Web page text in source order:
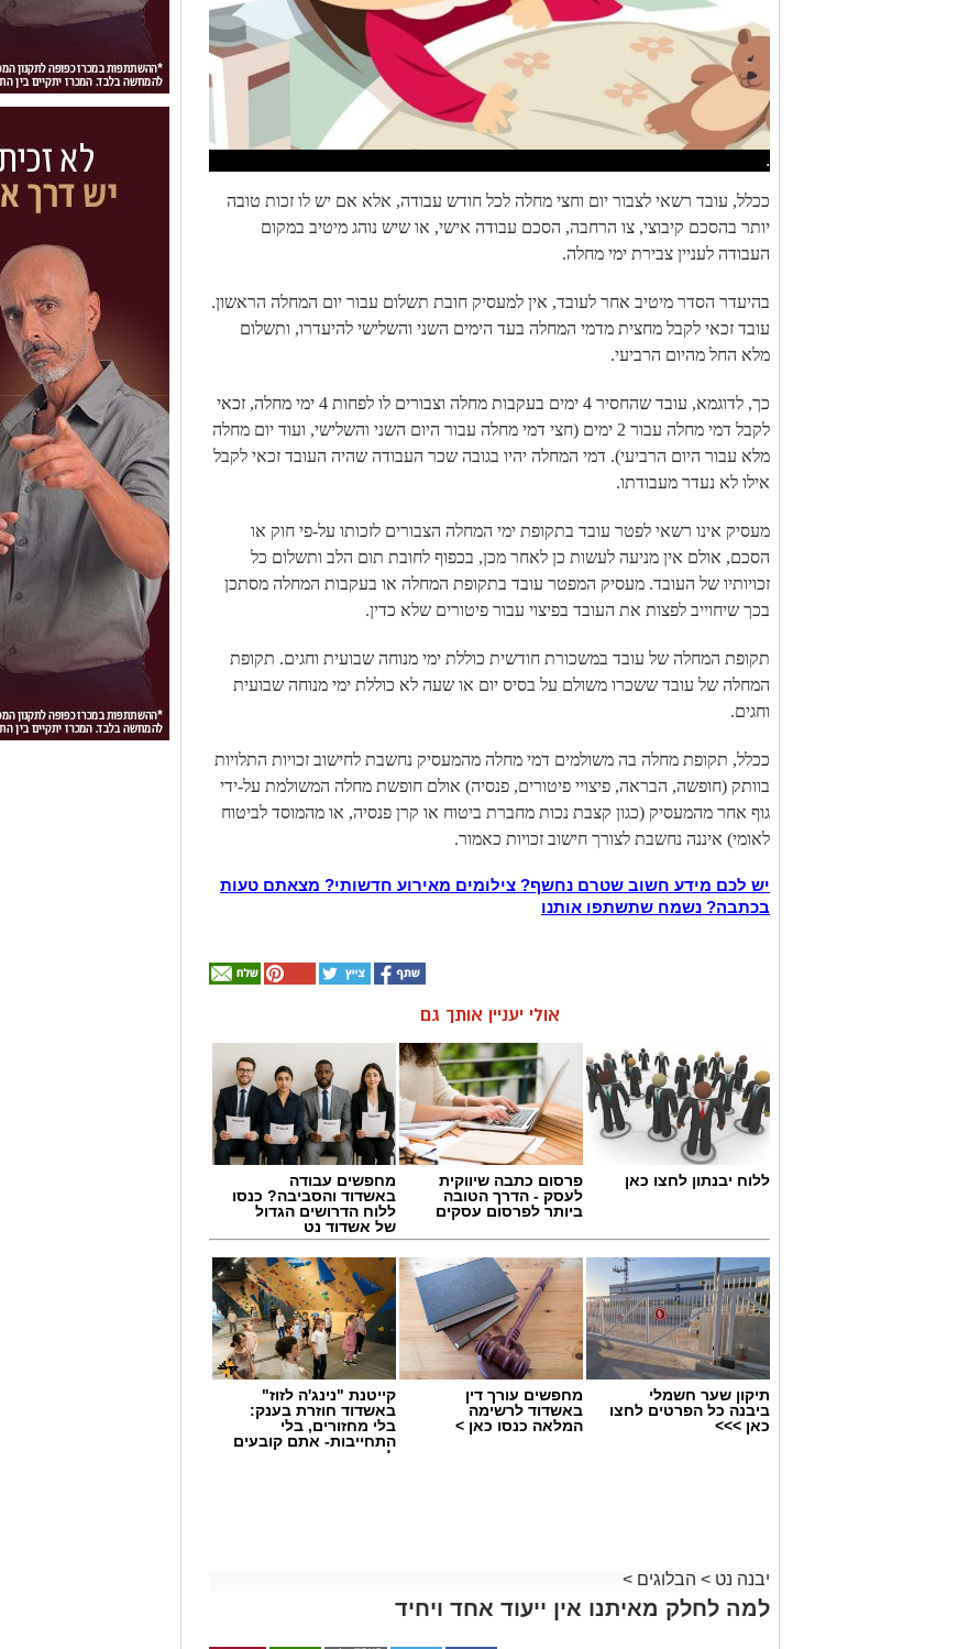
.
ככלל, עובד רשאי לצבור יום וחצי מחלה לכל חודש עבודה, אלא אם יש לו זכות טובה
יותר בהסכם קיבוצי, צו הרחבה, הסכם עבודה אישי, או שיש נוהג מיטיב במקום
העבודה לעניין צבירת ימי מחלה.
בהיעדר הסדר מיטיב אחר לעובד, אין למעסיק חובת תשלום עבור יום המחלה הראשון.
עובד זכאי לקבל מחצית מדמי המחלה בעד הימים השני והשלישי להיעדרו, ותשלום
מלא החל מהיום הרביעי.
כך, לדוגמא, עובד שהחסיר 4 ימים בעקבות מחלה וצבורים לו לפחות 4 ימי מחלה, זכאי
לקבל דמי מחלה עבור 2 ימים (חצי דמי מחלה עבור היום השני והשלישי, ועוד יום מחלה
מלא עבור היום הרביעי). דמי המחלה יהיו בגובה שכר העבודה שהיה העובד זכאי לקבל
אילו לא נעדר מעבודתו.
מעסיק אינו רשאי לפטר עובד בתקופת ימי המחלה הצבורים לזכותו על-פי חוק או
הסכם, אולם אין מניעה לעשות כן לאחר מכן, בכפוף לחובת תום הלב ותשלום כל
זכויותיו של העובד. מעסיק המפטר עובד בתקופת המחלה או בעקבות המחלה מסתכן
בכך שיחוייב לפצות את העובד בפיצוי עבור פיטורים שלא כדין.
תקופת המחלה של עובד במשכורת חודשית כוללת ימי מנוחה שבועית וחגים. תקופת
המחלה של עובד ששכרו משולם על בסיס יום או שעה לא כוללת ימי מנוחה שבועית
וחגים.
ככלל, תקופת מחלה בה משולמים דמי מחלה מהמעסיק נחשבת לחישוב זכויות התלויות
בוותק (חופשה, הבראה, פיצויי פיטורים, פנסיה) אולם חופשת מחלה המשולמת על-ידי
גוף אחר מהמעסיק (כגון קצבת נכות מחברת ביטוח או קרן פנסיה, או מהמוסד לביטוח
לאומי) איננה נחשבת לצורך חישוב זכויות כאמור.
יש לכם מידע חשוב שטרם נחשף? צילומים מאירוע חדשותי? מצאתם טעות
בכתבה? נשמח שתשתפו אותנו
אולי יעניין אותך גם
ללוח יבנתון לחצו כאן
פרסום כתבה שיווקית
לעסק - הדרך הטובה
ביותר לפרסום עסקים
מחפשים עבודה
באשדוד והסביבה? כנסו
ללוח הדרושים הגדול
של אשדוד נט
תיקון שער חשמלי
ביבנה כל הפרטים לחצו
כאן >>>
מחפשים עורך דין
באשדוד לרשימה
המלאה כנסו כאן >
קייטנת "נינג'ה לזוז"
באשדוד חוזרת בענק:
בלי מחזורים, בלי
התחייבות- אתם קובעים
לכמה ואיזה ימים
יבנה נט > הבלוגים >
למה לחלק מאיתנו אין ייעוד אחד ויחיד